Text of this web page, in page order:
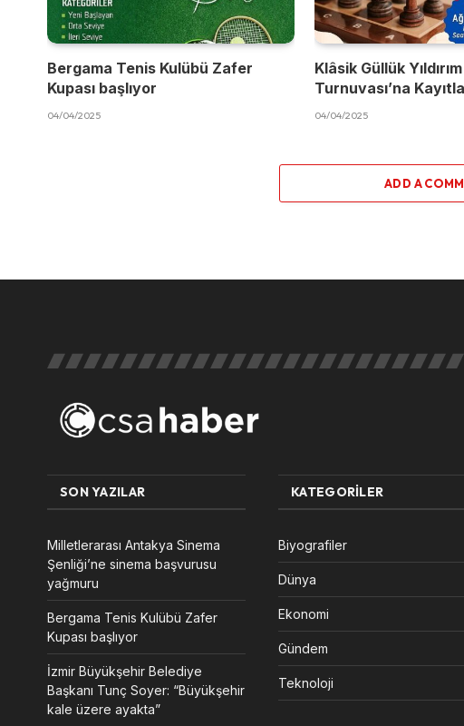
Bergama Tenis Kulübü Zafer
Kupası başlıyor
04/04/2025
Klâsik Güllük
Turnuvası’na
04/04/2025
ADD A
SON YAZILAR
Milletlerarası Antakya Sinema
Şenliği’ne sinema başvurusu
yağmuru
Bergama Tenis Kulübü Zafer
Kupası başlıyor
İzmir Büyükşehir Belediye
Başkanı Tunç Soyer: “Büyükşehir
kale üzere ayakta”
KATEGORILER
Biyografiler
Dünya
Ekonomi
Gündem
Teknoloji